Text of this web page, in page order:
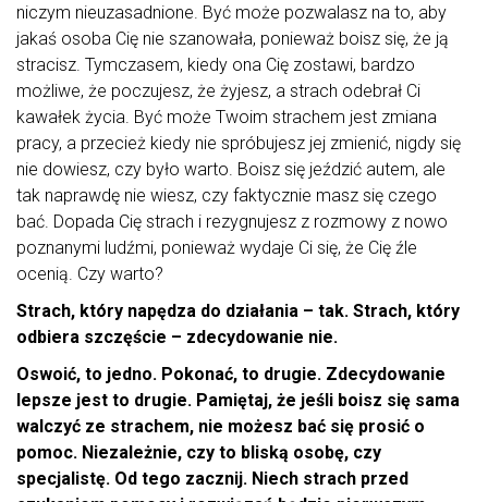
niczym nieuzasadnione. Być może pozwalasz na to, aby
jakaś osoba Cię nie szanowała, ponieważ boisz się, że ją
stracisz. Tymczasem, kiedy ona Cię zostawi, bardzo
możliwe, że poczujesz, że żyjesz, a strach odebrał Ci
kawałek życia. Być może Twoim strachem jest zmiana
pracy, a przecież kiedy nie spróbujesz jej zmienić, nigdy się
nie dowiesz, czy było warto. Boisz się jeździć autem, ale
tak naprawdę nie wiesz, czy faktycznie masz się czego
bać. Dopada Cię strach i rezygnujesz z rozmowy z nowo
poznanymi ludźmi, ponieważ wydaje Ci się, że Cię źle
ocenią. Czy warto?
Strach, który napędza do działania – tak. Strach, który
odbiera szczęście – zdecydowanie nie.
Oswoić, to jedno. Pokonać, to drugie. Zdecydowanie
lepsze jest to drugie. Pamiętaj, że jeśli boisz się sama
walczyć ze strachem, nie możesz bać się prosić o
pomoc. Niezależnie, czy to bliską osobę, czy
specjalistę. Od tego zacznij. Niech strach przed